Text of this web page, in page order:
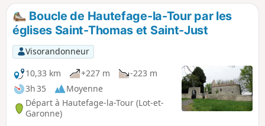
Boucle de Hautefage-la-Tour par les
églises Saint-Thomas et Saint-Just
Visorandonneur
10,33 km
+227 m
-223 m
3h 35
Moyenne
Départ à Hautefage-la-Tour (Lot-et-
Garonne)